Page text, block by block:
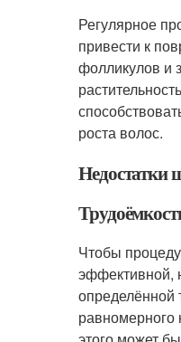
Регулярное
привести к
фолликулов и
роста волос.
Недостатки
Чтобы
эффективной,
определённой
равномерного